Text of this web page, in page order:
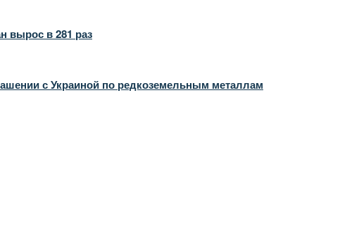
вырос в 281 раз
с Украиной по редкоземельным металлам